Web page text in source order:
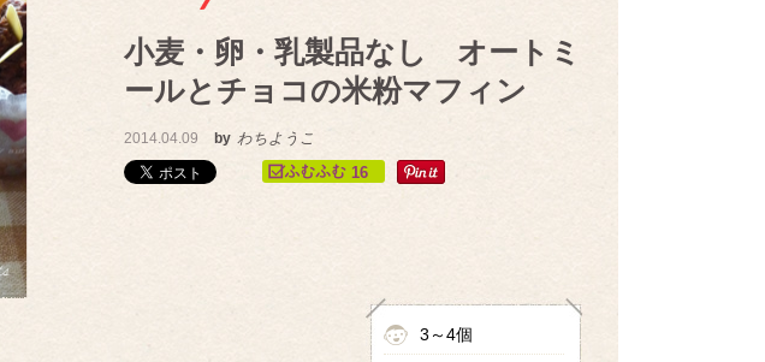
小麦・卵・乳製品なし オートミ
ールとチョコの米粉マフィン
2014.04.09 by わちようこ
16
3～4個